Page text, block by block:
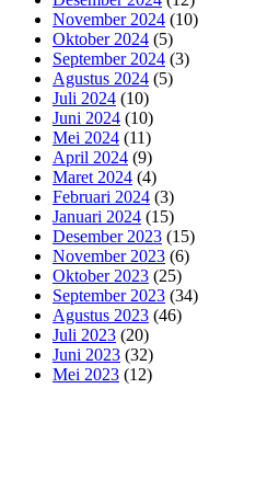
November 2024 (10)
Oktober 2024 (5)
September 2024 (3)
Agustus 2024 (5)
Juli 2024 (10)
Juni 2024 (10)
Mei 2024 (11)
April 2024 (9)
Maret 2024 (4)
Februari 2024 (3)
Januari 2024 (15)
Desember 2023 (15)
November 2023 (6)
Oktober 2023 (25)
September 2023 (34)
Agustus 2023 (46)
Juli 2023 (20)
Juni 2023 (32)
Mei 2023 (12)